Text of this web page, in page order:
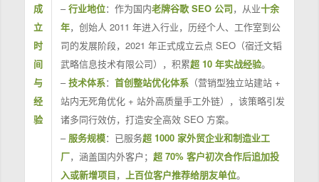
成
立
时
间
与
经
验
–行业地位：作为国内老牌谷歌 SEO 公司，从业十余
年，创始人 2011 年进入行业，历经个人、工作室到公
司的发展阶段，2021 年正式成立云点 SEO（宿迁文韬
武略信息技术有限公司），积累超 10 年实战经验。
–技术体系： 首创整站优化体系（营销型独立站建站 +
站内无死角优化 + 站外高质量手工外链），该策略引发
诸多同行效仿，打造安全高效 SEO 方案。
– 服务规模：已服务超 1000 家外贸企业和制造业工
厂，涵盖国内外客户； 超 70% 客户初次合作后追加投
入或新增项目， 上百位客户推荐给朋友单位。